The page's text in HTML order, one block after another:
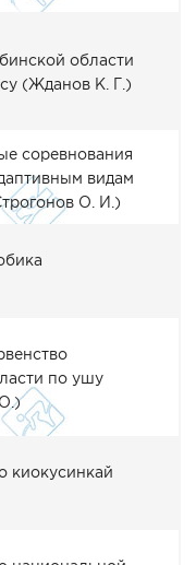
области
(Жданов К. Г.)
соревнования
видам
О. И.)
по ушу
киокусинкай